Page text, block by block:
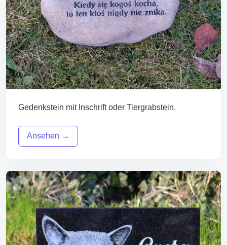
Gedenkstein mit Inschrift oder Tiergrabstein.
Ansehen →